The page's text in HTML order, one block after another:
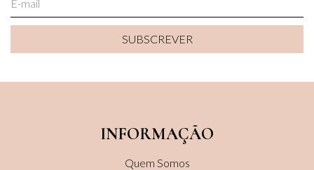
SUBSCREVER
INFORMAÇÃO
Quem Somos